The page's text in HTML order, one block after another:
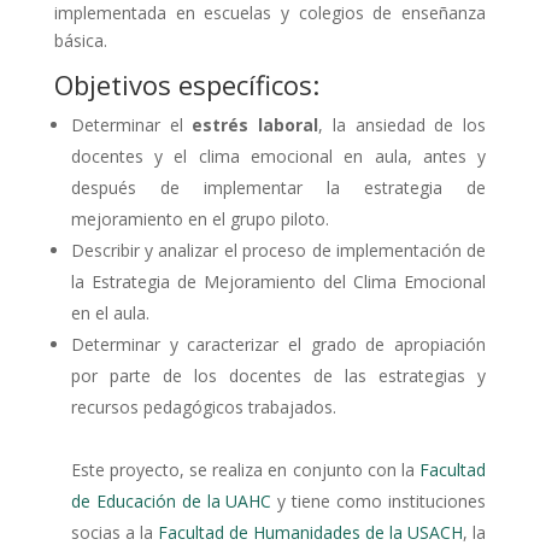
implementada en escuelas y colegios de enseñanza
básica.
Objetivos específicos:
Determinar el estrés laboral, la ansiedad de los
docentes y el clima emocional en aula, antes y
después de implementar la estrategia de
mejoramiento en el grupo piloto.
Describir y analizar el proceso de implementación de
la Estrategia de Mejoramiento del Clima Emocional
en el aula.
Determinar y caracterizar el grado de apropiación
por parte de los docentes de las estrategias y
recursos pedagógicos trabajados.
Este proyecto, se realiza en conjunto con la Facultad
de Educación de la UAHC y tiene como instituciones
socias a la Facultad de Humanidades de la USACH, la